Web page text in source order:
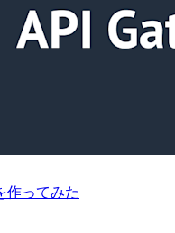
作ってみた